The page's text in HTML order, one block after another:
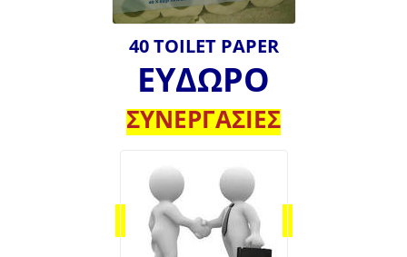
40 TOILET PAPER
ΕΥΔΩΡΟ
ΣΥΝΕΡΓΑΣΙΕΣ